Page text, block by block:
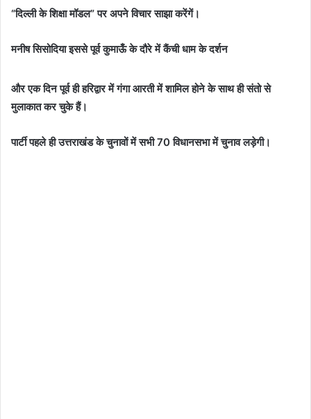
“दिल्ली के शिक्षा मॉडल” पर अपने विचार साझा करेंगें।
मनीष सिसोदिया इससे पूर्व कुमाऊँ के दौरे में कैंची धाम के दर्शन
और एक दिन पूर्व ही हरिद्वार में गंगा आरती में शामिल होने के साथ ही संतो से
मुलाकात कर चुके हैं।
पार्टी पहले ही उत्तराखंड के चुनावों में सभी 70 विधानसभा में चुनाव लड़ेगी।